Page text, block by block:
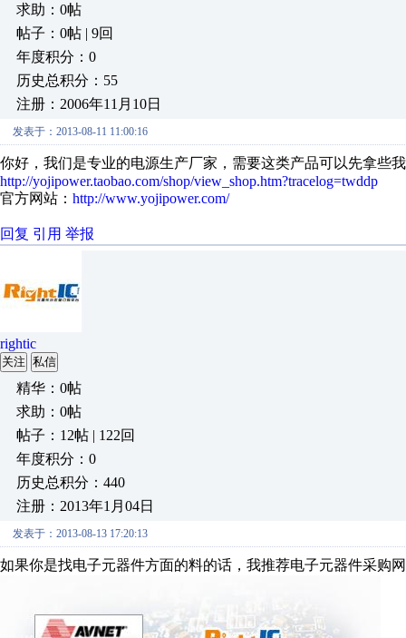
求助：0帖
帖子：0帖 | 9回
年度积分：0
历史总积分：55
注册：2006年11月10日
发表于：2013-08-11 11:00:16
你好，我们是专业的电源生产厂家，需要这类产品可以先拿些
http://yojipower.taobao.com/shop/view_shop.htm?tracelog=twddp
官方网站： http://www.yojipower.com/
回复 引用 举报
rightic
关注 私信
精华：0帖
求助：0帖
帖子：12帖 | 122回
年度积分：0
历史总积分：440
注册：2013年1月04日
发表于：2013-08-13 17:20:13
如果你是找电子元器件方面的料的话，我推荐电子元器件采购